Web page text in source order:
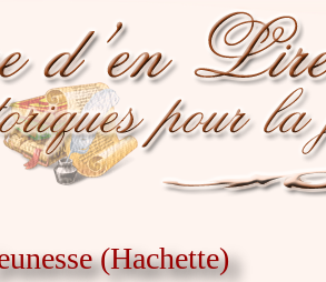
(Hachette)